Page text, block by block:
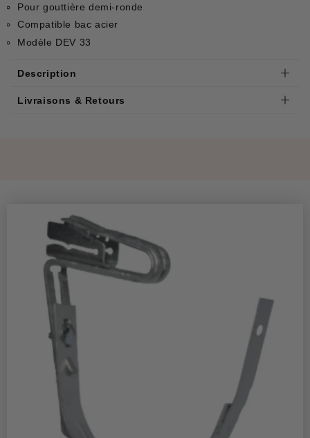
Pour gouttière demi-ronde
Compatible bac acier
Modèle DEV 33
Description
Livraisons & Retours